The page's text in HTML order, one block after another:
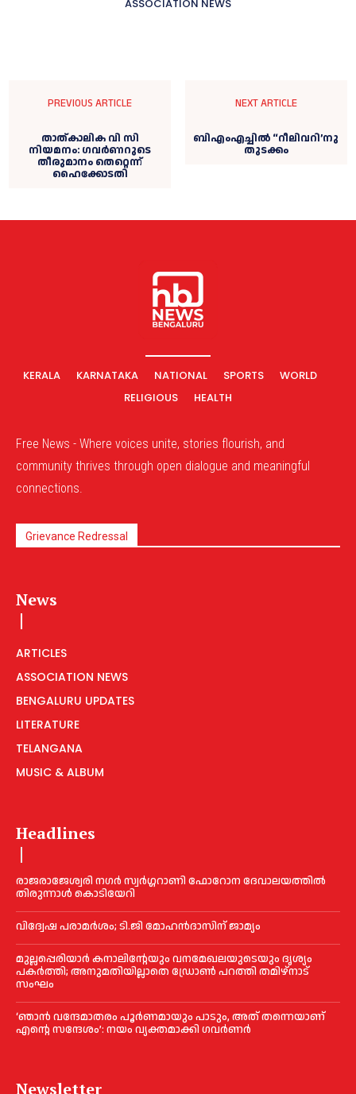
ASSOCIATION NEWS
PREVIOUS ARTICLE
താത്കാലിക വി സി
നിയമനം: ഗവര്‍ണറുടെ
തീരുമാനം തെറ്റെന്ന്
ഹൈക്കോടതി
NEXT ARTICLE
ബിഎംഎച്ചിൽ “റീലിവറി’നു
തുടക്കം
KERALA KARNATAKA NATIONAL SPORTS
WORLD
RELIGIOUS
HEALTH
Free News - Where voices unite, stories flourish, and
community thrives through open dialogue and meaningful
connections.
Grievance Redressal
News
ARTICLES
ASSOCIATION NEWS
BENGALURU UPDATES
LITERATURE
TELANGANA
MUSIC & ALBUM
Headlines
രാജരാജേശ്വരി നഗർ സ്വർഗ്ഗറാണി ഫോറോന ദേവാലയത്തിൽ
തിരുന്നാൾ കൊടിയേറി
വിദ്വേഷ പരാമര്‍ശം; ടി.ജി മോഹന്‍ദാസിന് ജാമ്യം
മുല്ലപ്പെരിയാര്‍ കനാലിൻ്റേയും വനമേഖലയുടെയും ദൃശ്യം
പകര്‍ത്തി; അനുമതിയില്ലാതെ ഡ്രോണ്‍ പറത്തി തമിഴ്നാട്
സംഘം
‘ഞാൻ വന്ദേമാതരം പൂര്‍ണമായും പാടും, അത് തന്നെയാണ്
എന്റെ സന്ദേശം’: നയം വ്യക്തമാക്കി ഗവര്‍ണര്‍
Newsletter